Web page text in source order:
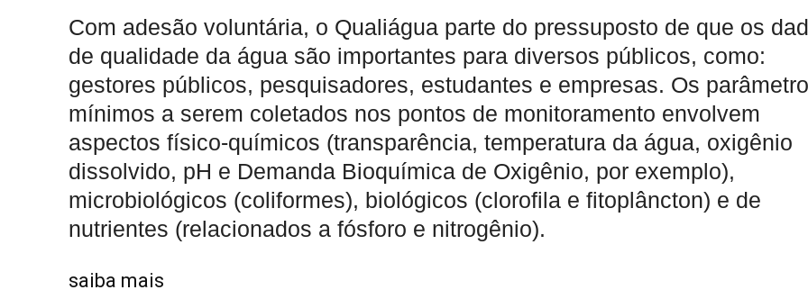
Com adesão voluntária, o Qualiágua parte do pressuposto de que os
de qualidade da água são importantes para diversos públicos, como:
gestores públicos, pesquisadores, estudantes e empresas. Os
mínimos a serem coletados nos pontos de monitoramento envolvem
aspectos físico-químicos (transparência, temperatura da água, oxigênio
dissolvido, pH e Demanda Bioquímica de Oxigênio, por exemplo),
microbiológicos (coliformes), biológicos (clorofila e fitoplâncton) e de
nutrientes (relacionados a fósforo e nitrogênio).
saiba mais